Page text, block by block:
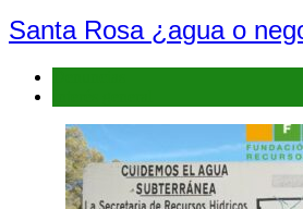
Santa Rosa ¿agua o